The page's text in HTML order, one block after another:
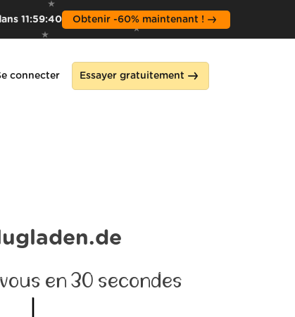
11:59:38 Obtenir -60% maintenant !
connecter Essayer gratuitement
en 30 secondes